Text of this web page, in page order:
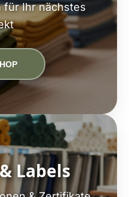
für Ihr nächstes
Labels